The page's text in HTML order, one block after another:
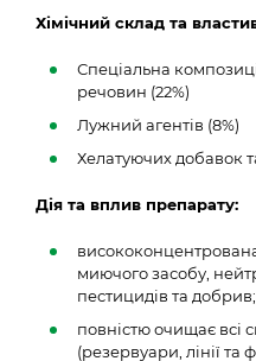
Хімічний склад та
Спеціальна
речовин (22%)
Лужний агентів (8%)
Хелатуючих добавок
Дія та вплив препарату:
миючого засобу,
пестицидів та добрив;
повністю очищає всі
(резервуари, лінії